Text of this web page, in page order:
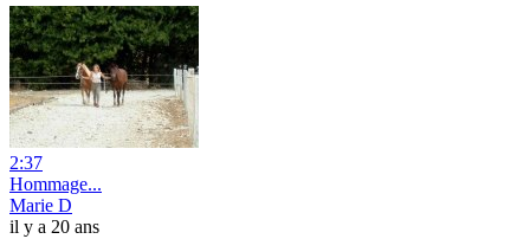
2:37
Hommage...
Marie D
il y a 20 ans